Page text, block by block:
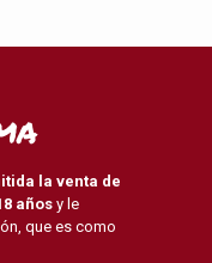
la venta de
años y le
que es como